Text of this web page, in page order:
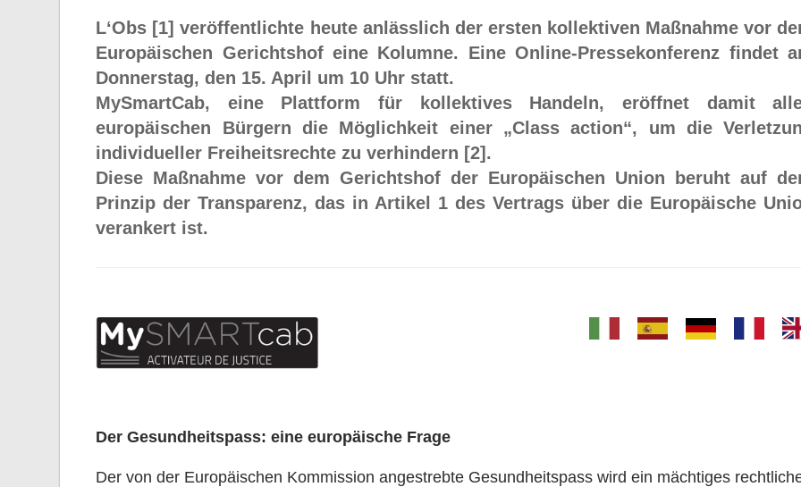
L‘Obs [1] veröffentlichte heute anlässlich der ersten kollektiven Maßnahme vor
Europäischen Gerichtshof eine Kolumne. Eine Online-Pressekonferenz findet
Donnerstag, den 15. April um 10 Uhr statt.
MySmartCab, eine Plattform für kollektives Handeln, eröffnet damit
europäischen Bürgern die Möglichkeit einer „Class action“, um die
individueller Freiheitsrechte zu verhindern [2].
Diese Maßnahme vor dem Gerichtshof der Europäischen Union beruht auf
Prinzip der Transparenz, das in Artikel 1 des Vertrags über die Europäische
verankert ist.
Der Gesundheitspass: eine europäische Frage
Der von der Europäischen Kommission angestrebte Gesundheitspass wird ein mächtiges